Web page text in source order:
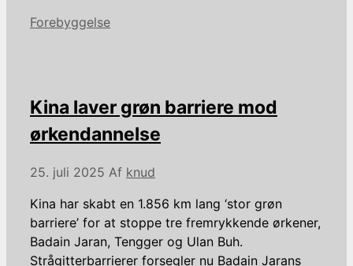
Kategorier
Forebyggelse
Kina laver grøn barriere mod
ørkendannelse
25. juli 2025 Af knud
Kina har skabt en 1.856 km lang ‘stor grøn
barriere’ for at stoppe tre fremrykkende ørkener,
Badain Jaran, Tengger og Ulan Buh.
Strågitterbarrierer forsegler nu Badain Jarans